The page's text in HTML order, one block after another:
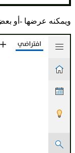
ويمكنه عرضها -أو